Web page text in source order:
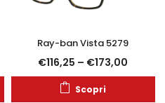
Ray-ban Vista 5279
€116,25 – €173,00
Scopri